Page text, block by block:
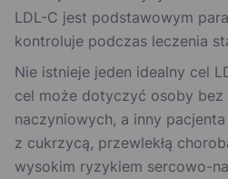
LDL-C jest podstawowym
kontroluje podczas leczenia
Nie istnieje jeden idealny cel
cel może dotyczyć osoby
naczyniowych, a inny
z cukrzycą, przewlekłą
wysokim ryzykiem sercowo-